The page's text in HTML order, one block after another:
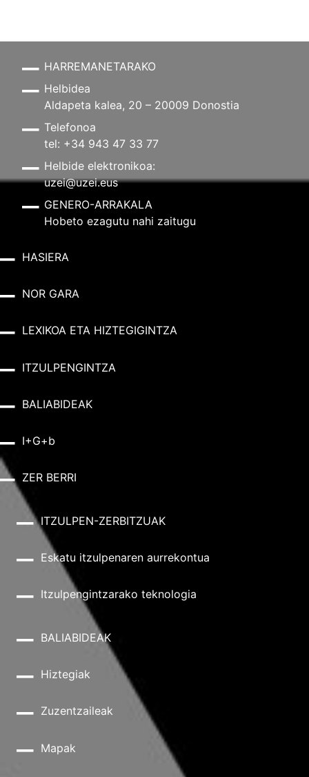
HARREMANETARAKO
Helbidea
Aldapeta kalea, 20 – 20009 Donostia
Telefonoa
tel: +34 943 47 33 77
Helbide elektronikoa:
uzei@uzei.eus
GENERO-ARRAKALA
Hobeto ezagutu nahi zaitugu
HASIERA
NOR GARA
LEXIKOA ETA HIZTEGIGINTZA
ITZULPENGINTZA
BALIABIDEAK
I+G+b
ZER BERRI
ITZULPEN-ZERBITZUAK
Eskatu itzulpenaren aurrekontua
Itzulpengintzarako teknologia
BALIABIDEAK
Hiztegiak
Zuzentzaileak
Mapak